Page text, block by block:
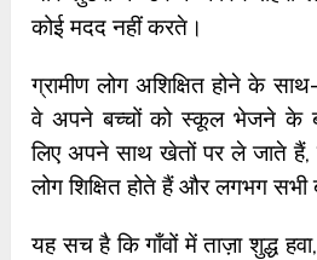
कोई मदद नहीं करते।
ग्रामीण लोग अशिक्षित होने के
वे अपने बच्चों को स्कूल भेजने के
लिए अपने साथ खेतों पर ले जाते हैं,
लोग शिक्षित होते हैं और लगभग
यह सच है कि गाँवों में ताज़ा शुद्ध